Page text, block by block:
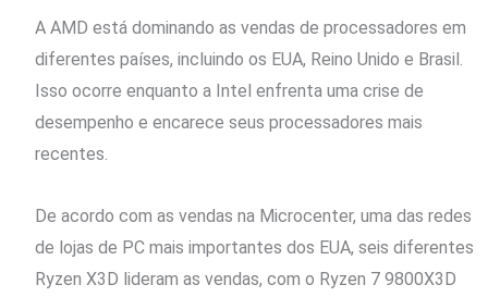
A AMD está dominando as vendas de processadores em
diferentes países, incluindo os EUA, Reino Unido e Brasil.
Isso ocorre enquanto a Intel enfrenta uma crise de
desempenho e encarece seus processadores mais
recentes.
De acordo com as vendas na Microcenter, uma das redes
de lojas de PC mais importantes dos EUA, seis diferentes
Ryzen X3D lideram as vendas, com o Ryzen 7 9800X3D